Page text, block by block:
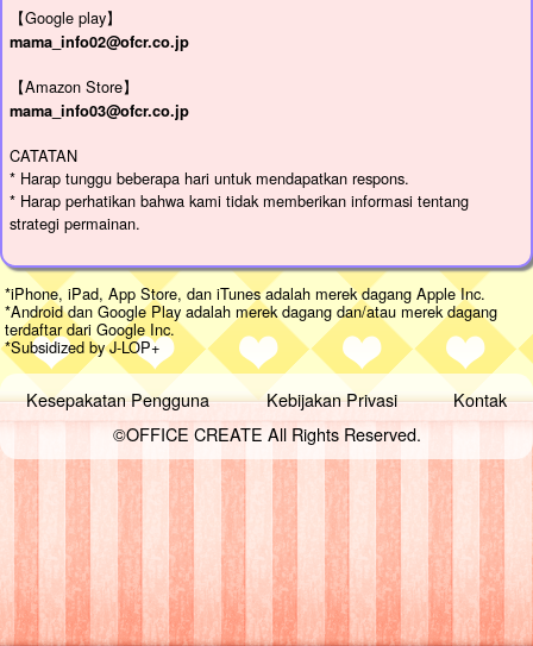
【Google play】
mama_info02@ofcr.co.jp
【Amazon Store】
mama_info03@ofcr.co.jp
CATATAN
* Harap tunggu beberapa hari untuk mendapatkan respons.
* Harap perhatikan bahwa kami tidak memberikan informasi tentang
strategi permainan.
*iPhone, iPad, App Store, dan iTunes adalah merek dagang Apple Inc.
*Android dan Google Play adalah merek dagang dan/atau merek dagang
terdaftar dari Google Inc.
*Subsidized by J-LOP+
Kesepakatan Pengguna Kebijakan Privasi
Kontak
©OFFICE CREATE All Rights Reserved.